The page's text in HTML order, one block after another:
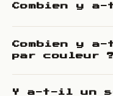
Combien y
Combien y
par couleur
Y a-t-il un